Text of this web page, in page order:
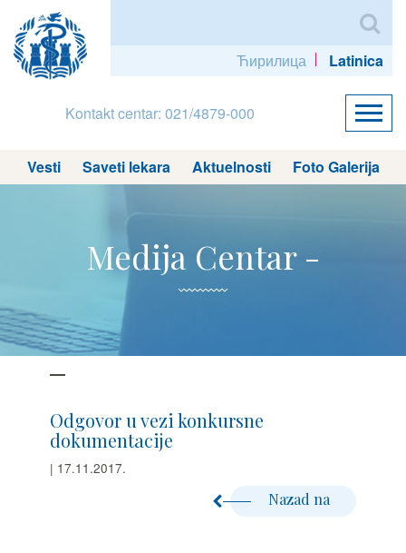
Ћирилица Latinica
Kontakt centar: 021/4879-000
Vesti Saveti lekara Aktuelnosti Foto Galerija
Medija Centar -
Odgovor u vezi konkursne
dokumentacije
| 17.11.2017.
Nazad na